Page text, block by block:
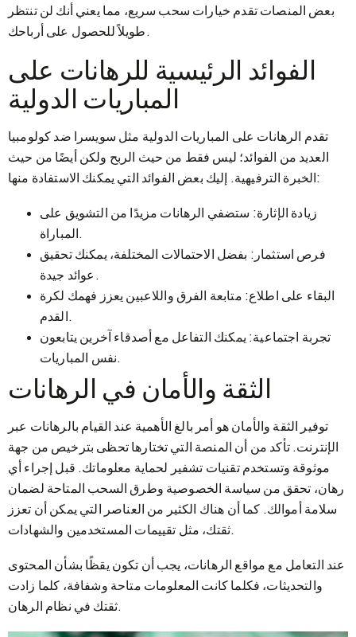
بعض المنصات تقدم خيارات سحب سريع، مما يعني أنك لن تنتظر
طويلاً للحصول على أرباحك.
الفوائد الرئيسية للرهانات على
المباريات الدولية
تقدم الرهانات على المباريات الدولية مثل سويسرا ضد كولومبيا
العديد من الفوائد؛ ليس فقط من حيث الربح ولكن أيضًا من حيث
الخبرة الترفيهية. إليك بعض الفوائد التي يمكنك الاستفادة منها:
زيادة الإثارة: ستضفي الرهانات مزيدًا من التشويق على
المباراة.
فرص استثمار: بفضل الاحتمالات المختلفة، يمكنك تحقيق
عوائد جيدة.
البقاء على اطلاع: متابعة الفرق واللاعبين يعزز فهمك لكرة
القدم.
تجربة اجتماعية: يمكنك التفاعل مع أصدقاء آخرين يتابعون
نفس المباريات.
الثقة والأمان في الرهانات
توفير الثقة والأمان هو أمر بالغ الأهمية عند القيام بالرهانات عبر
الإنترنت. تأكد من أن المنصة التي تختارها تحظى بترخيص من جهة
موثوقة وتستخدم تقنيات تشفير لحماية معلوماتك. قبل إجراء أي
رهان، تحقق من سياسة الخصوصية وطرق السحب المتاحة لضمان
سلامة أموالك. كما أن هناك الكثير من العناصر التي يمكن أن تعزز
ثقتك، مثل تقييمات المستخدمين والشهادات.
عند التعامل مع مواقع الرهانات، يجب أن تكون يقظًا بشأن المحتوى
والتحديثات، فكلما كانت المعلومات متاحة وشفافة، كلما زادت
ثقتك في نظام الرهان.